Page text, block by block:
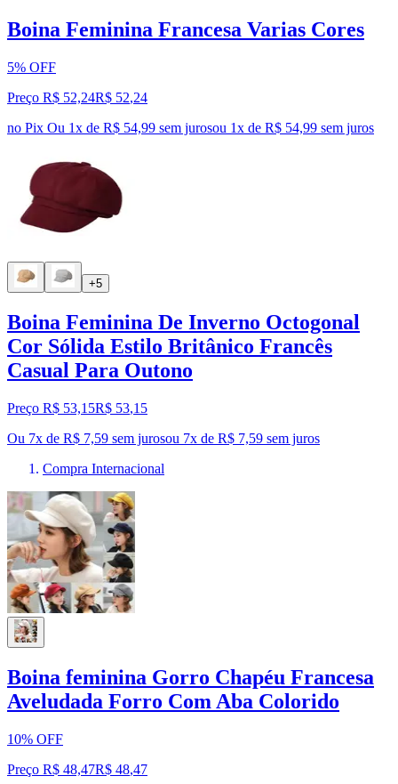
Boina Feminina Francesa Varias Cores
5% OFF
Preço R$ 52,24R$ 52,24
no Pix Ou 1x de R$ 54,99 sem jurosou 1x de R$ 54,99 sem juros
+5
Boina Feminina De Inverno Octogonal
Cor Sólida Estilo Britânico Francês
Casual Para Outono
Preço R$ 53,15R$ 53,15
Ou 7x de R$ 7,59 sem jurosou 7x de R$ 7,59 sem juros
Compra Internacional
Boina feminina Gorro Chapéu Francesa
Aveludada Forro Com Aba Colorido
10% OFF
Preço R$ 48,47R$ 48,47